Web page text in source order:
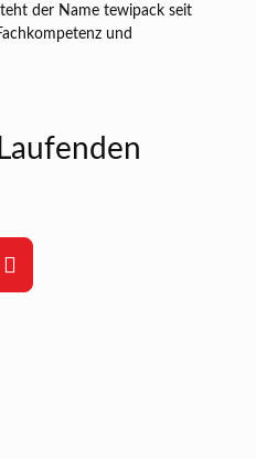
der Name tewipack seit
und